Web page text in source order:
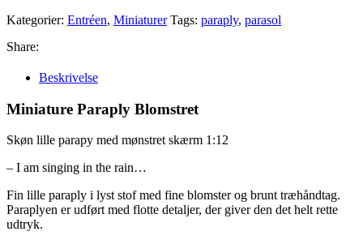
Kategorier: Entréen, Miniaturer Tags: paraply, parasol
Share:
Beskrivelse
Miniature Paraply Blomstret
Skøn lille parapy med mønstret skærm 1:12
– I am singing in the rain…
Fin lille paraply i lyst stof med fine blomster og brunt træhåndtag.
Paraplyen er udført med flotte detaljer, der giver den det helt rette
udtryk.